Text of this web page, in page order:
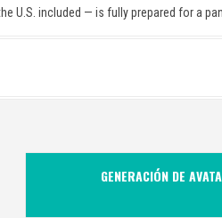
U.S. included — is fully prepared for a
GENERACIÓN DE